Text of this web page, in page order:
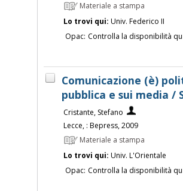
Materiale a stampa
Lo trovi qui: Univ. Federico II
Opac: Controlla la disponibilità
Comunicazione (è)
pubblica e sui media /
Cristante, Stefano
Lecce, : Bepress, 2009
Materiale a stampa
Lo trovi qui: Univ. L'Orientale
Opac: Controlla la disponibilità